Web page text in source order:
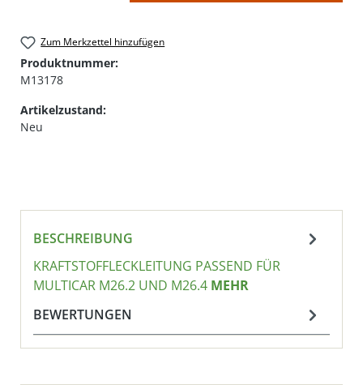
Zum Merkzettel hinzufügen
Produktnummer:
M13178
Artikelzustand:
Neu
BESCHREIBUNG
KRAFTSTOFFLECKLEITUNG PASSEND FÜR
MULTICAR M26.2 UND M26.4 MEHR
BEWERTUNGEN